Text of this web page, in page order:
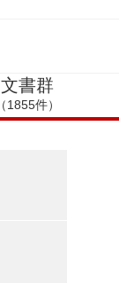
文書群
（1855件）